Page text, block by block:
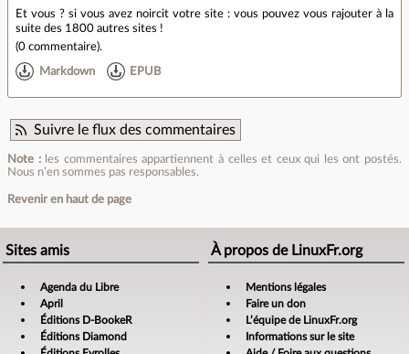
Et vous ? si vous avez noircit votre site : vous pouvez vous rajouter à la
suite des 1800 autres sites !
(0 commentaire).
Markdown EPUB
Suivre le flux des commentaires
Note :les commentaires appartiennent à celles et ceux qui les ont postés.
Nous n’en sommes pas responsables.
Revenir en haut de page
Sites amis
Agenda du Libre
April
Éditions D-BookeR
Éditions Diamond
À propos de LinuxFr.org
Mentions légales
Faire un don
L’équipe de LinuxFr.org
Informations sur le site